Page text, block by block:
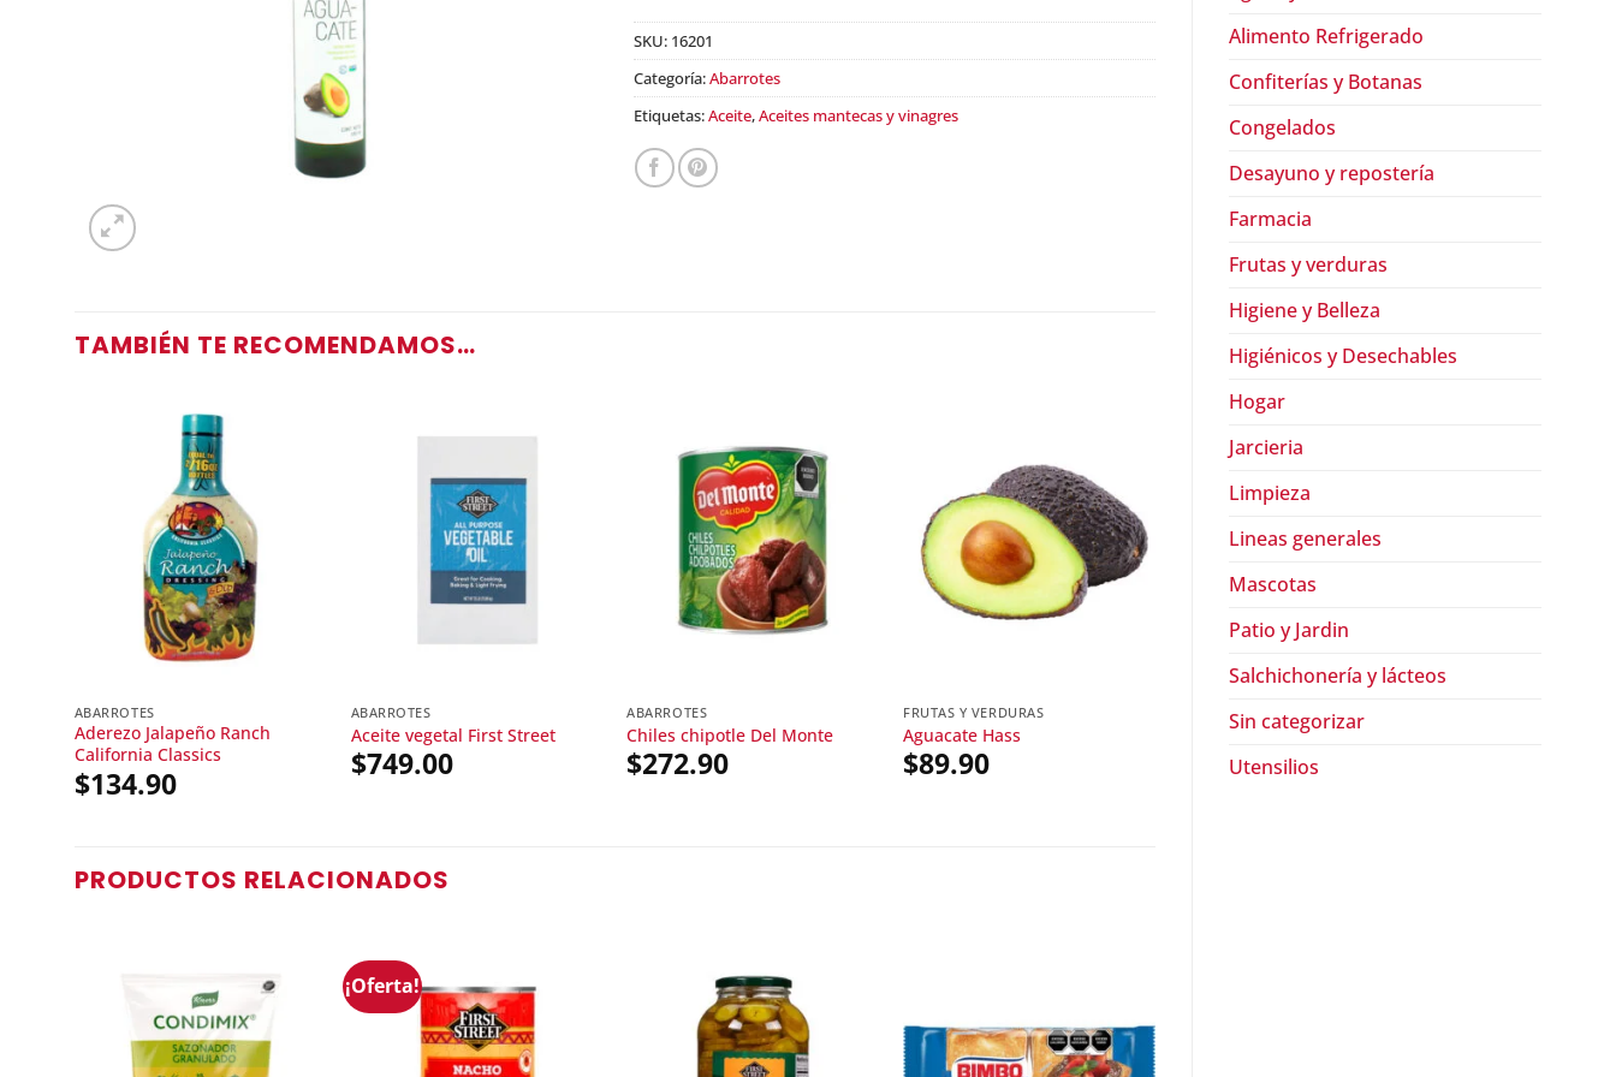
Alimento Refrigerado
Confiterías y Botanas
Congelados
Desayuno y repostería
Farmacia
Frutas y verduras
Higiene y Belleza
Higiénicos y Desechables
Hogar
Jarcieria
Limpieza
Lineas generales
Mascotas
Patio y Jardin
Salchichonería y lácteos
Sin categorizar
Utensilios
SKU: 16201
Categoría:Abarrotes
Etiquetas:Aceite,Aceites mantecas y vinagres
TAMBIÉN TE RECOMENDAMOS…
ABARROTES
Aderezo Jalapeño Ranch
California Classics
$134.90
ABARROTES
Aceite vegetal First Street
$749.00
ABARROTES
Chiles chipotle Del Monte
$272.90
FRUTAS Y VERDURAS
Aguacate Hass
$89.90
PRODUCTOS RELACIONADOS
¡Oferta!